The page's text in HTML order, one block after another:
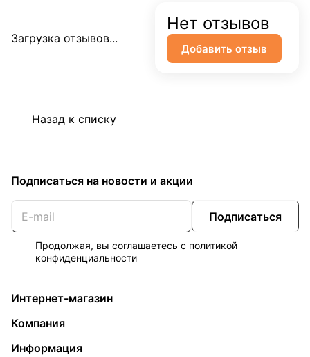
Загрузка отзывов...
Нет отзывов
Добавить отзыв
Назад к списку
Подписаться на новости и акции
Подписаться
Продолжая, вы соглашаетесь с политикой
конфиденциальности
Интернет-магазин
Компания
Информация